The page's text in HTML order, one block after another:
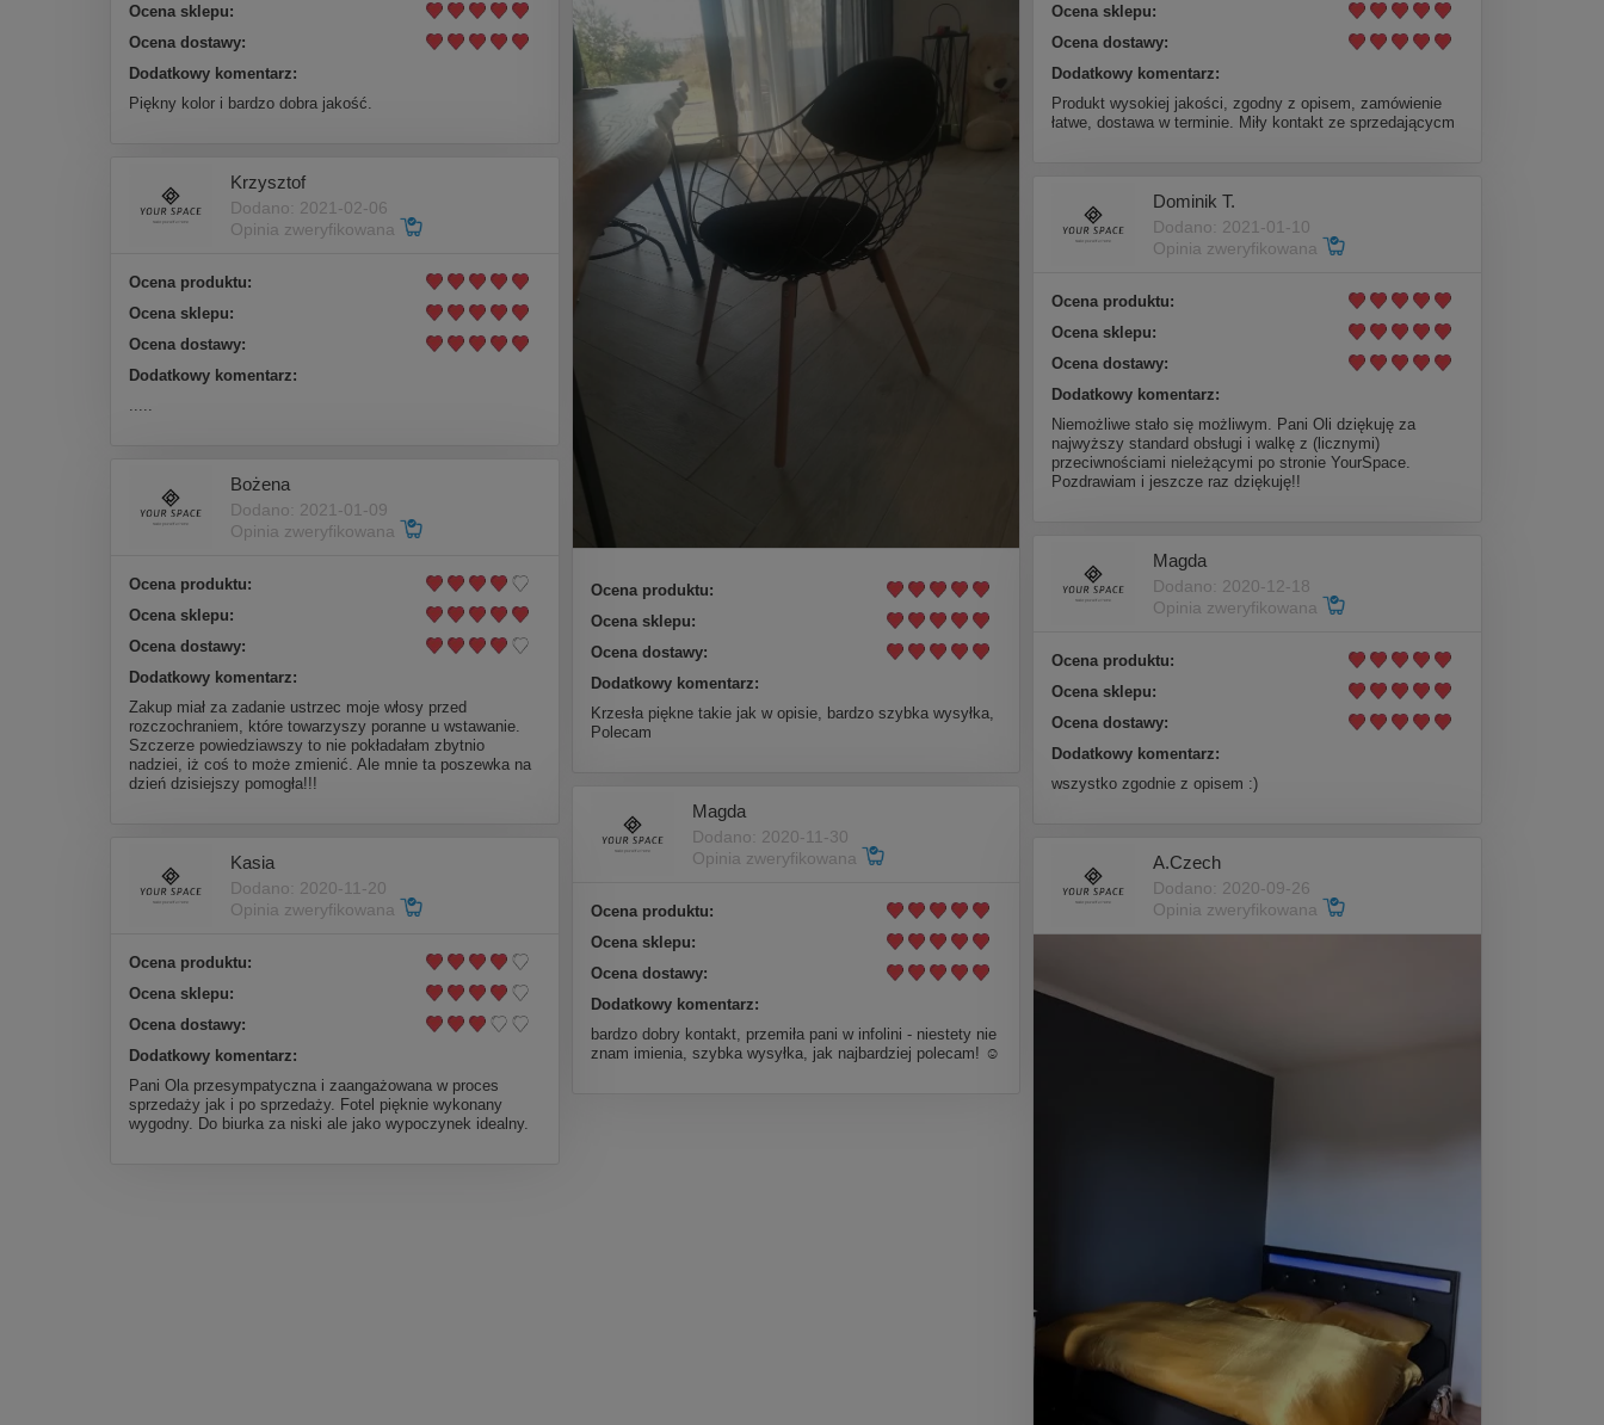
Ocena sklepu:
Ocena dostawy:
Dodatkowy komentarz:
Piękny kolor i bardzo dobra jakość.
Ocena produktu:
Ocena sklepu:
Ocena dostawy:
Dodatkowy komentarz:
Krzesła piękne takie jak w opisie, bardzo szybka wysyłka,
Polecam
Ocena sklepu:
Ocena dostawy:
Dodatkowy komentarz:
Produkt wysokiej jakości, zgodny z opisem, zamówienie
łatwe, dostawa w terminie. Miły kontakt ze sprzedającycm
Krzysztof
Dodano: 2021-02-06
Opinia zweryfikowana
Ocena produktu:
Ocena sklepu:
Ocena dostawy:
Dodatkowy komentarz:
Dominik T.
Dodano: 2021-01-10
Opinia zweryfikowana
Ocena produktu:
Ocena sklepu:
Ocena dostawy:
Dodatkowy komentarz:
Niemożliwe stało się możliwym. Pani Oli dziękuję za
najwyższy standard obsługi i walkę z (licznymi)
przeciwnościami nieleżącymi po stronie YourSpace.
Pozdrawiam i jeszcze raz dziękuję!!
Bożena
Dodano: 2021-01-09
Opinia zweryfikowana
Ocena produktu:
Ocena sklepu:
Ocena dostawy:
Dodatkowy komentarz:
Zakup miał za zadanie ustrzec moje włosy przed
rozczochraniem, które towarzyszy poranne u wstawanie.
Szczerze powiedziawszy to nie pokładałam zbytnio
nadziei, iż coś to może zmienić. Ale mnie ta poszewka na
dzień dzisiejszy pomogła!!!
Magda
Dodano: 2020-12-18
Opinia zweryfikowana
Ocena produktu:
Ocena sklepu:
Ocena dostawy:
Dodatkowy komentarz:
wszystko zgodnie z opisem :)
Magda
Dodano: 2020-11-30
Opinia zweryfikowana
Ocena produktu:
Ocena sklepu:
Ocena dostawy:
Dodatkowy komentarz:
bardzo dobry kontakt, przemiła pani w infolini - niestety nie
znam imienia, szybka wysyłka, jak najbardziej polecam! ☺️
Kasia
Dodano: 2020-11-20
Opinia zweryfikowana
Ocena produktu:
Ocena sklepu:
Ocena dostawy:
Dodatkowy komentarz:
Pani Ola przesympatyczna i zaangażowana w proces
sprzedaży jak i po sprzedaży. Fotel pięknie wykonany
wygodny. Do biurka za niski ale jako wypoczynek idealny.
A.Czech
Dodano: 2020-09-26
Opinia zweryfikowana